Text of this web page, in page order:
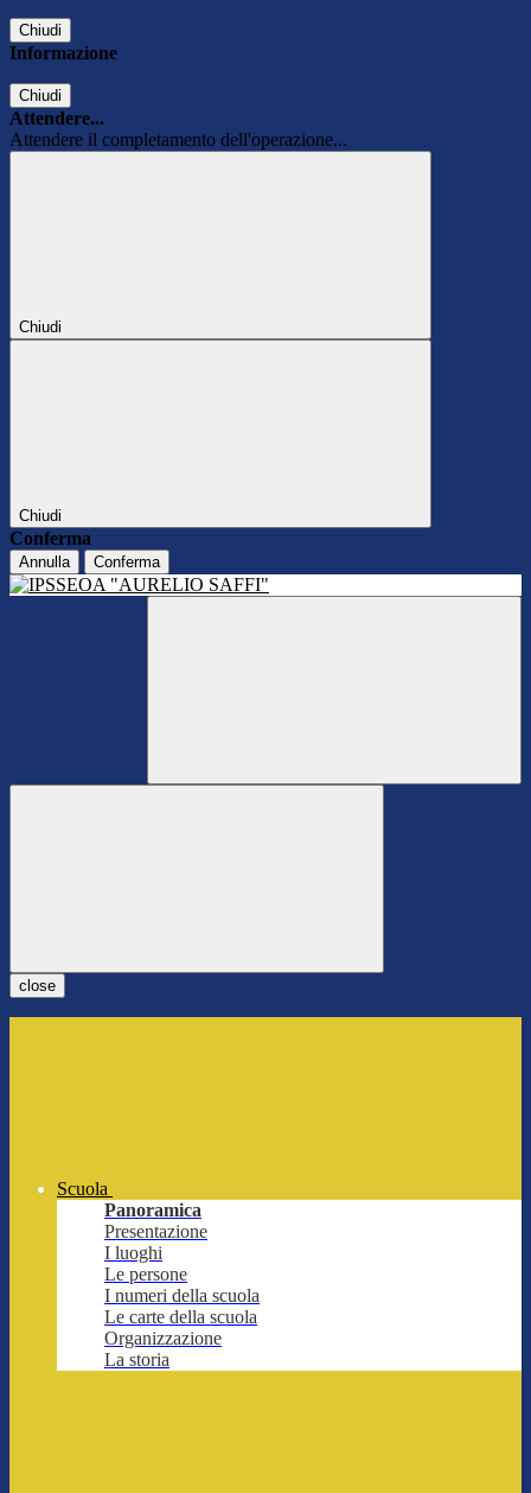
Chiudi
Informazione
Chiudi
Attendere...
Attendere il completamento dell'operazione...
Chiudi
Chiudi
Conferma
Annulla Conferma
close
Scuola
Panoramica
Presentazione
I luoghi
Le persone
I numeri della scuola
Le carte della scuola
Organizzazione
La storia